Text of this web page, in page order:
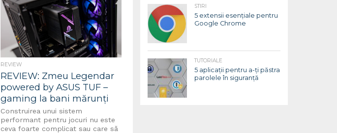
REVIEW
REVIEW: Zmeu Legendar
powered by ASUS TUF –
gaming la bani mărunți
Construirea unui sistem
performant pentru jocuri nu este
ceva foarte complicat sau care să
STIRI
5 extensii esențiale pentru
Google Chrome
TUTORIALE
5 aplicații pentru a-ți păstra
parolele în siguranță